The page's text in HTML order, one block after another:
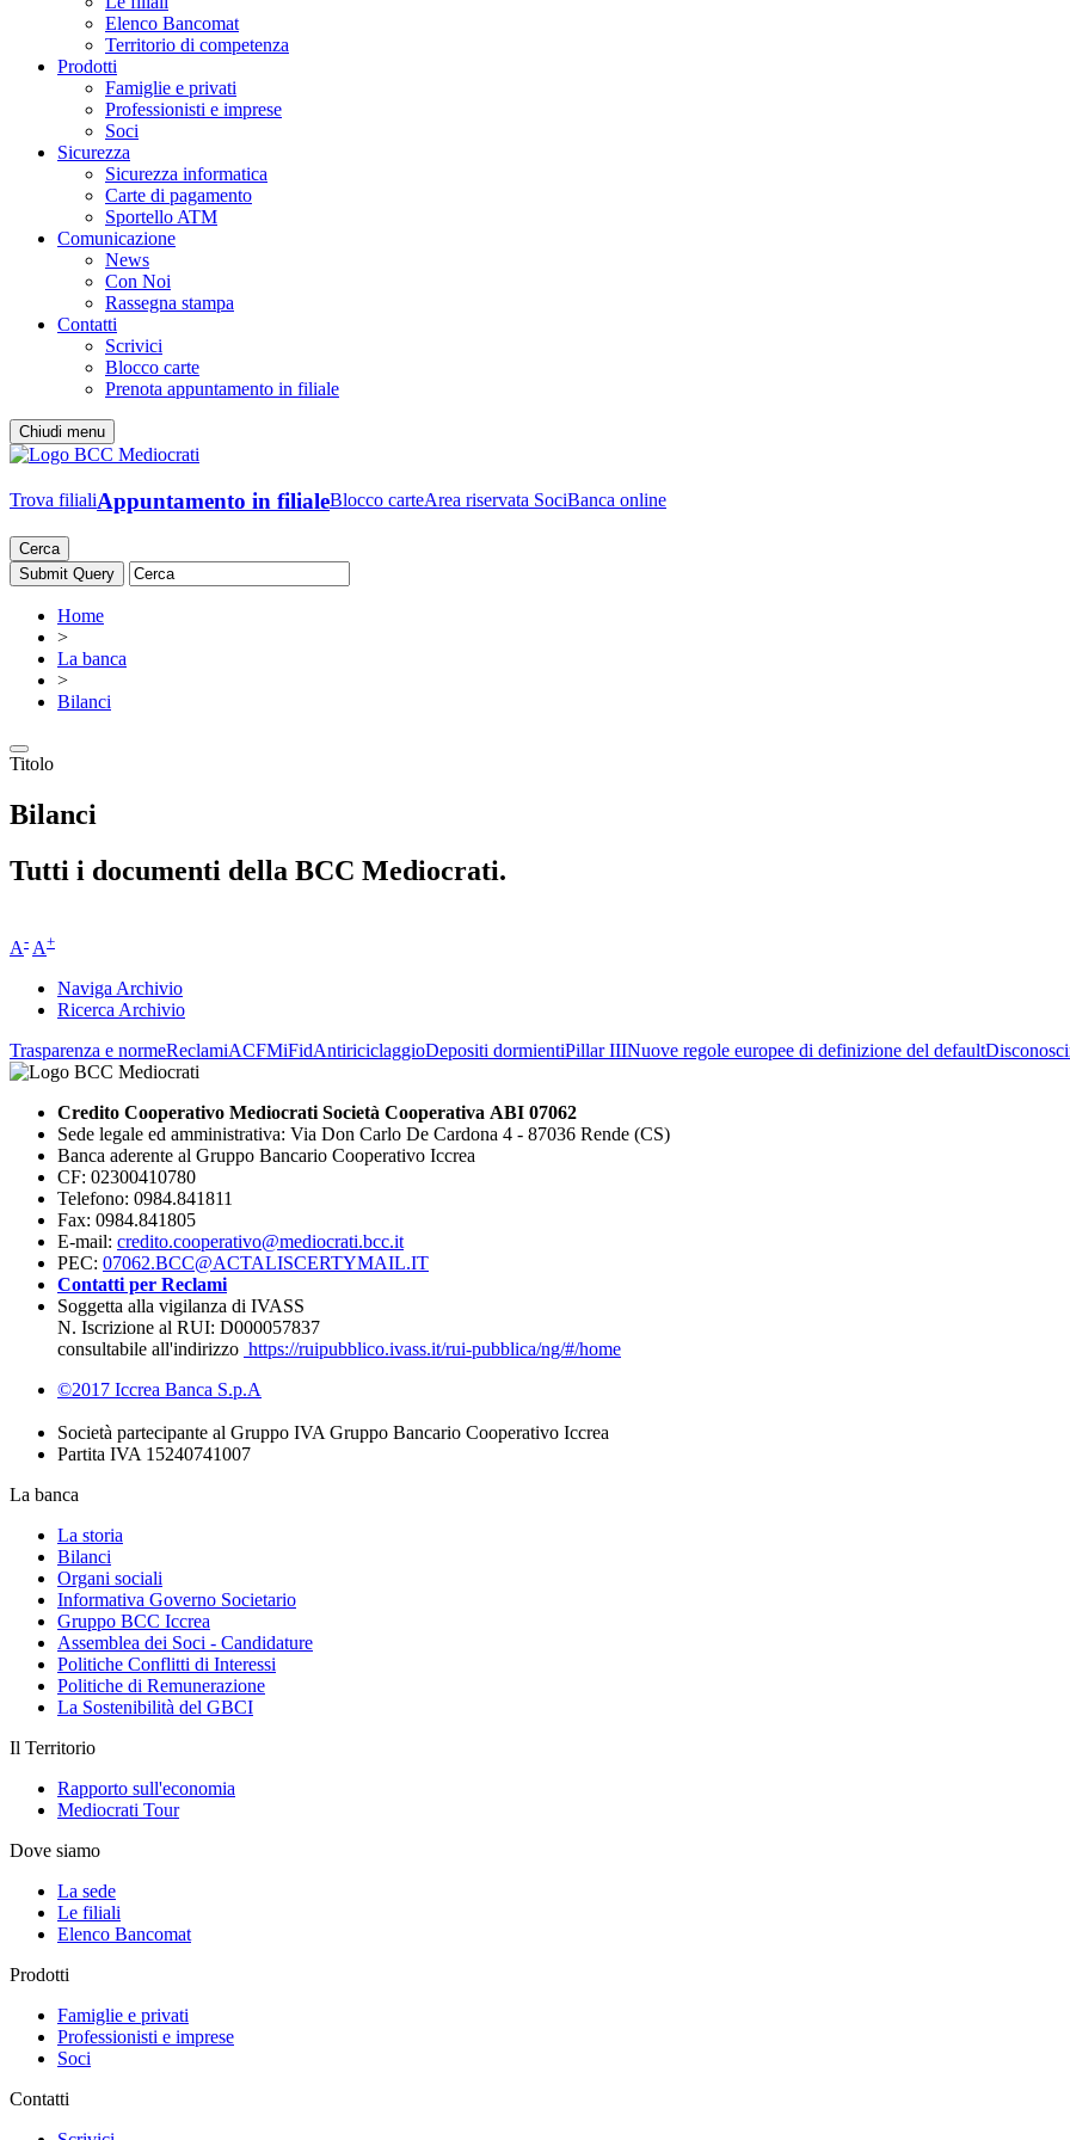
Elenco Bancomat
Territorio di competenza
Prodotti
Famiglie e privati
Professionisti e imprese
Soci
Sicurezza
Sicurezza informatica
Carte di pagamento
Sportello ATM
Comunicazione
News
Con Noi
Rassegna stampa
Contatti
Scrivici
Blocco carte
Prenota appuntamento in filiale
Chiudi menu
Trova filialiAppuntamento in filialeBlocco carteArea riservata SociBanca online
Cerca
Home
>
La banca
>
Bilanci
Titolo
Bilanci
Tutti i documenti della BCC Mediocrati.
A- A+
Naviga Archivio
Ricerca Archivio
Trasparenza e normeReclamiACFMiFidAntiriciclaggioDepositi dormientiPillar IIINuove regole europee di definizione del default
Credito Cooperativo Mediocrati Società Cooperativa ABI 07062
Sede legale ed amministrativa: Via Don Carlo De Cardona 4 - 87036 Rende (CS)
Banca aderente al Gruppo Bancario Cooperativo Iccrea
CF: 02300410780
Telefono: 0984.841811
Fax: 0984.841805
E-mail: credito.cooperativo@mediocrati.bcc.it
PEC: 07062.BCC@ACTALISCERTYMAIL.IT
Contatti per Reclami
Soggetta alla vigilanza di IVASS
N. Iscrizione al RUI: D000057837
consultabile all'indirizzo https://ruipubblico.ivass.it/rui-pubblica/ng/#/home
©2017 Iccrea Banca S.p.A
Società partecipante al Gruppo IVA Gruppo Bancario Cooperativo Iccrea
Partita IVA 15240741007
La banca
La storia
Bilanci
Organi sociali
Informativa Governo Societario
Gruppo BCC Iccrea
Assemblea dei Soci - Candidature
Politiche Conflitti di Interessi
Politiche di Remunerazione
La Sostenibilità del GBCI
Il Territorio
Rapporto sull'economia
Mediocrati Tour
Dove siamo
La sede
Le filiali
Elenco Bancomat
Prodotti
Famiglie e privati
Professionisti e imprese
Soci
Contatti